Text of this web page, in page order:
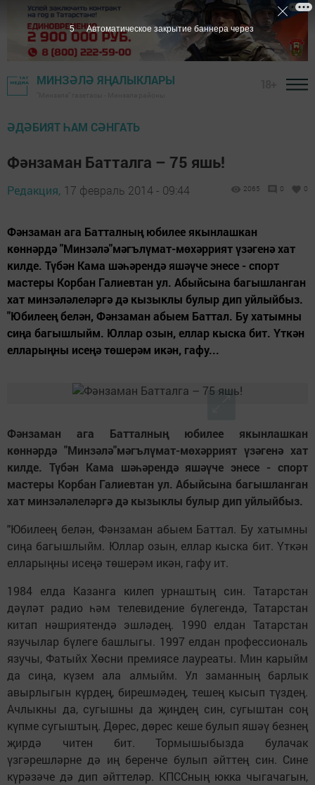
МИНЗӘЛӘ ЯҢАЛЫКЛАРЫ
ӘДӘБИЯТ ҺАМ СӘНГАТЬ
Фәнзаман Батталга – 75 яшь!
Редакция, 17 февраль 2014 - 09:44 2065 0 0
Фәнзаман ага Батталның юбилее якынлашкан
көннәрдә "Минзәлә"мәгълүмат-мөхәррият үзәгенә хат
килде. Түбән Кама шәһәрендә яшәүче энесе - спорт
мастеры Корбан Галиевтан ул. Абыйсына багышланган
хат минзәләлеләргә дә кызыклы булыр дип уйлыйбыз.
"Юбилеең белән, Фәнзаман абыем Баттал. Бу хатымны
сиңа багышлыйм. Юллар озын, еллар кыска бит. Үткән
елларыңны исеңә төшерәм икән, гафу...
Фәнзаман ага Батталның юбилее якынлашкан
көннәрдә "Минзәлә"мәгълүмат-мөхәррият үзәгенә хат
килде. Түбән Кама шәһәрендә яшәүче энесе - спорт
мастеры Корбан Галиевтан ул. Абыйсына багышланган
хат минзәләлеләргә дә кызыклы булыр дип уйлыйбыз.
"Юбилеең белән, Фәнзаман абыем Баттал. Бу хатымны
сиңа багышлыйм. Юллар озын, еллар кыска бит. Үткән
елларыңны исеңә төшерәм икән, гафу ит.
1984 елда Казанга килеп урнаштың син. Татарстан
дәүләт радио һәм телевидение бүлегендә, Татарстан
китап нәшриятендә эшләдең. 1990 елдан Татарстан
язучылар бүлеге башлыгы. 1997 елдан профессиональ
язучы, Фатыйх Хөсни премиясе лауреаты. Мин карыйм
да сиңа, күзем ала алмыйм. Ул заманның барлык
авырлыгын күрдең, бирешмәдең, тешең кысып түздең.
Ачлыкны да, сугышны да җиңдең син, сугыштан соң
күпме сугыштың. Дөрес, дөрес кеше булып яшәү безнең
җирдә читен бит. Тормышыбызда булачак
үзгәрешләрне дә иң беренче булып әйттең син. Сине
күрәзәче дә дип әйттеләр. КПССның юкка чыгачагын,
4 Автоматическое закрытие баннера через